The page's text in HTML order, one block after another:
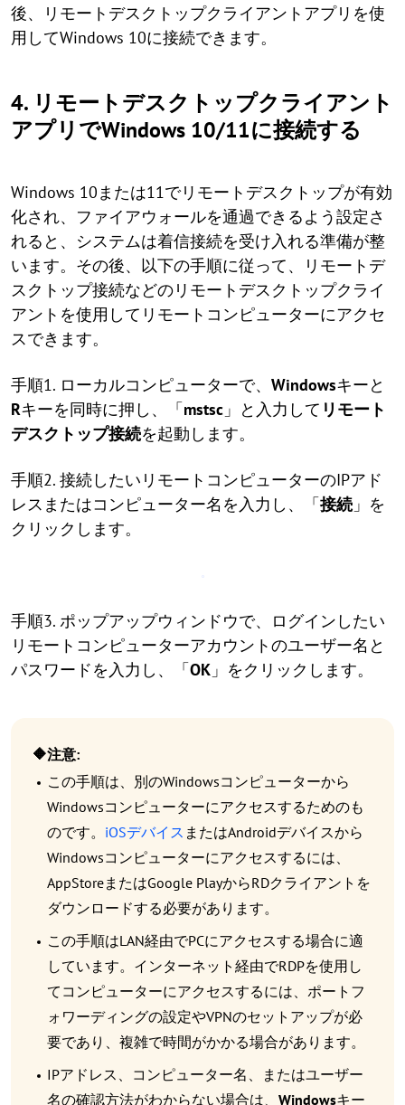
後、リモートデスクトップクライアントアプリを使
用してWindows 10に接続できます。
4. リモートデスクトップクライアント
アプリでWindows 10/11に接続する
Windows 10または11でリモートデスクトップが有効
化され、ファイアウォールを通過できるよう設定さ
れると、システムは着信接続を受け入れる準備が整
います。その後、以下の手順に従って、リモートデ
スクトップ接続などのリモートデスクトップクライ
アントを使用してリモートコンピューターにアクセ
スできます。
手順1. ローカルコンピューターで、 Windowsキーと
Rキーを同時に押し、「mstsc 」と入力して リモート
デスクトップ接続を起動します。
手順2. 接続したいリモートコンピューターのIPアド
レスまたはコンピューター名を入力し、「接続 」を
クリックします。
手順3. ポップアップウィンドウで、ログインしたい
リモートコンピューターアカウントのユーザー名と
パスワードを入力し、「OK 」をクリックします。
🔶注意:
この手順は、別のWindowsコンピューターから
Windowsコンピューターにアクセスするためのも
のです。 iOSデバイス またはAndroidデバイスから
Windowsコンピューターにアクセスするには、
AppStoreまたはGoogle PlayからRDクライアントを
ダウンロードする必要があります。
この手順はLAN経由でPCにアクセスする場合に適
しています。インターネット経由でRDPを使用し
てコンピューターにアクセスするには、ポートフ
ォワーディングの設定やVPNのセットアップが必
要であり、複雑で時間がかかる場合があります。
IPアドレス、コンピューター名、またはユーザー
名の確認方法がわからない場合は、 Windowsキー